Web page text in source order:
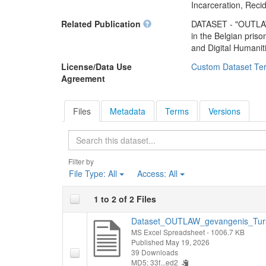
De resultaten
région à la fin du
aux pratiques
la politique
Ce jeu de
science citoyenne
Les résultats ont
Archives de l'État,
Incarceration,
Related Publication
DATASET -
in the Belgian
and Digital
License/Data Use
Agreement
Custom Dataset
Files Metadata Terms Versions
Filter by
File Type: All Access: All
1 to 2 of 2 Files
MS Excel Spreadsheet- 1006.7 KB
Published May 19, 2026
39 Downloads
MD5: 33f...ed2